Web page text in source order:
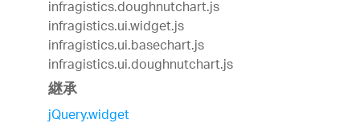
infragistics.doughnutchart.js
infragistics.ui.widget.js
infragistics.ui.basechart.js
infragistics.ui.doughnutchart.js
継承
jQuery.widget